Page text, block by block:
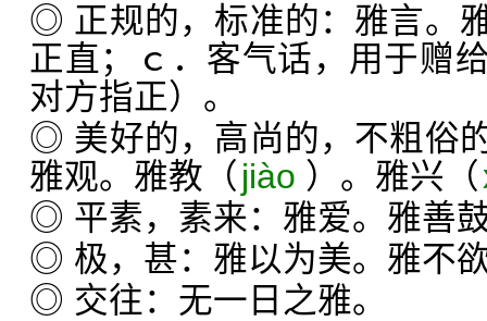
◎ 正规的，标准的：雅言。
正直；ｃ．客气话，用于赠
对方指正）。
◎ 美好的，高尚的，不粗俗
雅观。雅教（ jiào ）。雅兴（
◎ 平素，素来：雅爱。雅善
◎ 极，甚：雅以为美。雅不
◎ 交往：无一日之雅。